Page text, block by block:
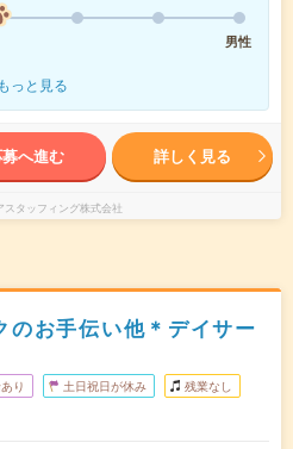
男性
もっと見る
へ進む 詳しく見る
スタッフィング株式会社
のお手伝い他＊デイサー
り 土日祝日が休み 残業なし